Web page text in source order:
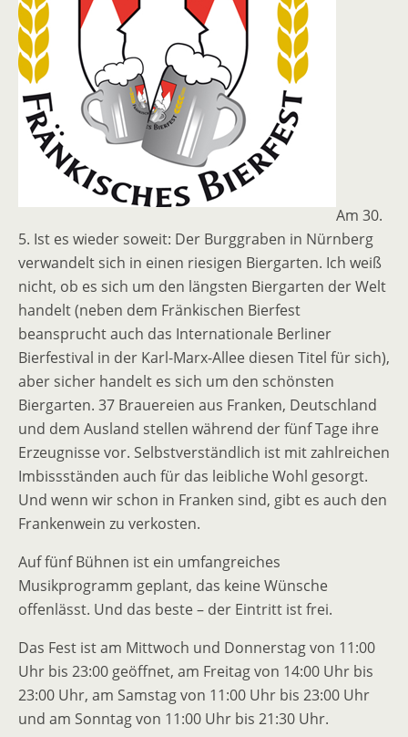
Am 30.
5. Ist es wieder soweit: Der Burggraben in Nürnberg
verwandelt sich in einen riesigen Biergarten. Ich weiß
nicht, ob es sich um den längsten Biergarten der Welt
handelt (neben dem Fränkischen Bierfest
beansprucht auch das Internationale Berliner
Bierfestival in der Karl-Marx-Allee diesen Titel für sich),
aber sicher handelt es sich um den schönsten
Biergarten. 37 Brauereien aus Franken, Deutschland
und dem Ausland stellen während der fünf Tage ihre
Erzeugnisse vor. Selbstverständlich ist mit zahlreichen
Imbissständen auch für das leibliche Wohl gesorgt.
Und wenn wir schon in Franken sind, gibt es auch den
Frankenwein zu verkosten.
Auf fünf Bühnen ist ein umfangreiches
Musikprogramm geplant, das keine Wünsche
offenlässt. Und das beste – der Eintritt ist frei.
Das Fest ist am Mittwoch und Donnerstag von 11:00
Uhr bis 23:00 geöffnet, am Freitag von 14:00 Uhr bis
23:00 Uhr, am Samstag von 11:00 Uhr bis 23:00 Uhr
und am Sonntag von 11:00 Uhr bis 21:30 Uhr.